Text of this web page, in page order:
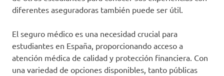
diferentes aseguradoras también puede ser útil.
El seguro médico es una necesidad crucial para
estudiantes en España, proporcionando acceso a
atención médica de calidad y protección financiera. Con
una variedad de opciones disponibles, tanto públicas